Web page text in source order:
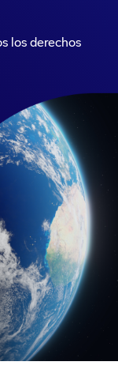
los derechos